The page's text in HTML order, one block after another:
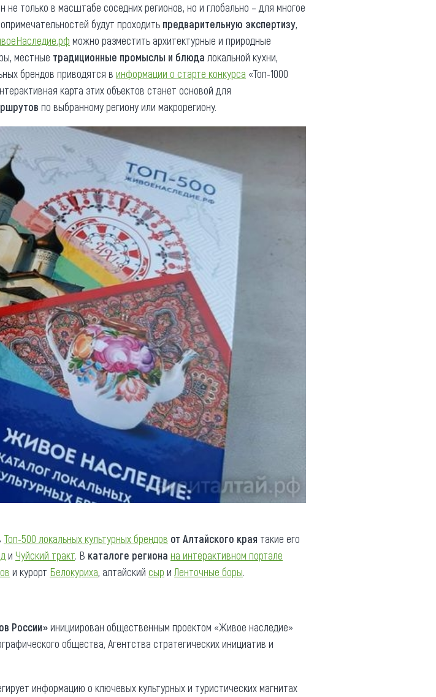
только в масштабе соседних регионов, но и глобально – для многое
будут проходить предварительную экспертизу,
можно разместить архитектурные и природные
местные традиционные промыслы и блюда локальной кухни,
брендов приводятся в информации о старте конкурса «Топ-1000
карта этих объектов станет основой для
по выбранному региону или макрорегиону.
Топ-500 локальных культурных брендов от Алтайского края такие его
и Чуйский тракт. В каталоге региона на интерактивном портале
и курорт Белокуриха, алтайский сыр и Ленточные боры.
России»инициирован общественным проектом «Живое наследие»
общества, Агентства стратегических инициатив и
информацию о ключевых культурных и туристических магнитах